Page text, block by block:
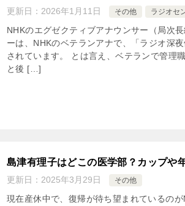
更新日： 2026年1月11日 その他 ラジオセ
NHKのエグゼクティブアナウンサー（局次
ーは、NHKのベテランアナで、「ラジオ深
されています。 とは言え、ベテランで管理
と後 […]
島津有理子はどこの医学部？カップや
更新日： 2025年3月29日 その他
現在産休中で、復帰が待ち望まれているの